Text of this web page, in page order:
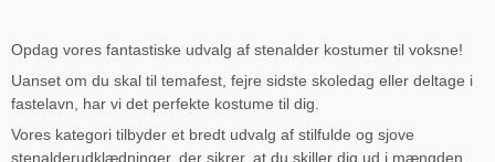
Opdag vores fantastiske udvalg af stenalder kostumer til voksne!
Uanset om du skal til temafest, fejre sidste skoledag eller deltage i
fastelavn, har vi det perfekte kostume til dig.
Vores kategori tilbyder et bredt udvalg af stilfulde og sjove
stenalderudklædninger, der sikrer, at du skiller dig ud i mængden.